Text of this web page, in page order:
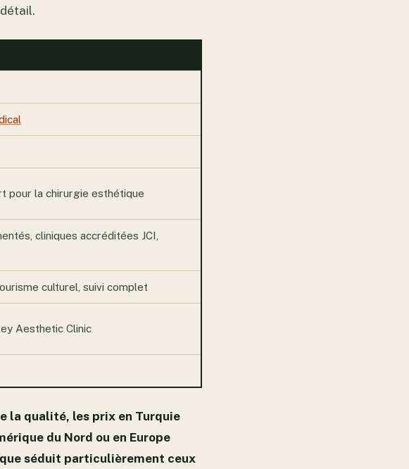
pour la chirurgie esthétique
cliniques accréditées JCI,
culturel, suivi complet
Aesthetic Clinic
la qualité, les prix en Turquie
du Nord ou en Europe
séduit particulièrement ceux